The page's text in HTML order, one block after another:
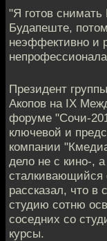
"Я готов
Будапеште,
неэффективно и
Президент
Акопов на IX
форуме "Сочи-
ключевой и
компании
дело не с кино-,
сталкивающийся
рассказал, что в
студию сотню
соседних со
курсы.